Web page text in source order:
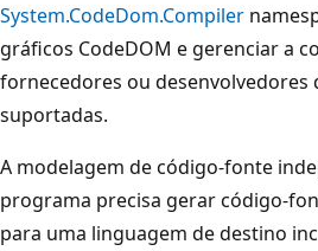
System.CodeDom.Compiler
gráficos CodeDOM e gerenciar a
fornecedores ou
suportadas.
A modelagem de código-fonte
programa precisa gerar código-
para uma linguagem de destino